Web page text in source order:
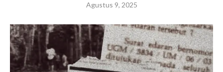
Agustus 9, 2025